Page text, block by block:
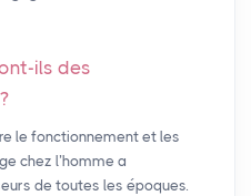
ils des
?
le fonctionnement et les
chez l’homme a
de toutes les époques.